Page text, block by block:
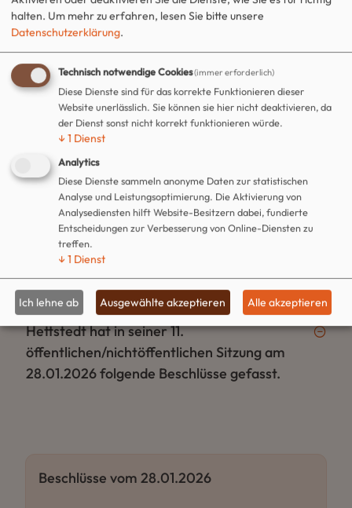
11.03.2026 folgende Beschlüsse gefasst.
Schau der Verbandsanlagen des UHV
Wipper-Weida
Der Stadtrat der Stadt Hettstedt hat in
seiner 13. öffentlichen/nichtöffentlichen
Sitzung am 10.02.2026 folgende Beschlüsse
gefasst.
Der Haupt-, Wirtschafts- und
Vergabeausschuss des Stadtrates der Stadt
Hettstedt hat in seiner 11.
öffentlichen/nichtöffentlichen Sitzung am
28.01.2026 folgende Beschlüsse gefasst.
Beschlüsse vom 28.01.2026
halten. Um mehr zu erfahren, lesen Sie bitte unsere
Datenschutzerklärung.
Technisch notwendige Cookies(immer erforderlich)
Diese Dienste sind für das korrekte Funktionieren dieser
Website unerlässlich. Sie können sie hier nicht deaktivieren, da
der Dienst sonst nicht korrekt funktionieren würde.
↓1 Dienst
Analytics
Diese Dienste sammeln anonyme Daten zur statistischen
Analyse und Leistungsoptimierung. Die Aktivierung von
Analysediensten hilft Website-Besitzern dabei, fundierte
Entscheidungen zur Verbesserung von Online-Diensten zu
treffen.
↓1 Dienst
Ich lehne ab Ausgewählte akzeptieren Alle akzeptieren